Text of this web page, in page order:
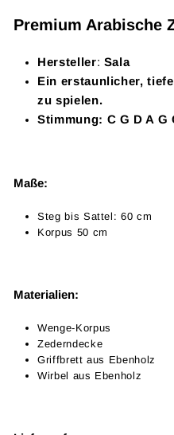
Premium Arabische
Hersteller: Sala
Ein erstaunlicher,
zu spielen.
Stimmung: C G D A G
Maße:
Steg bis Sattel: 60 cm
Korpus 50 cm
Materialien:
Wenge-Korpus
Zederndecke
Griffbrett aus Ebenholz
Wirbel aus Ebenholz